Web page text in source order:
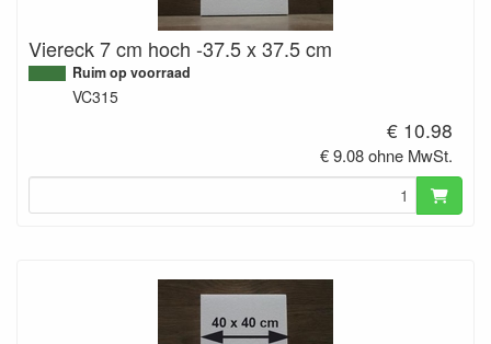
Viereck 7 cm hoch -37.5 x 37.5 cm
Ruim op voorraad
VC315
€ 10.98
€ 9.08 ohne MwSt.